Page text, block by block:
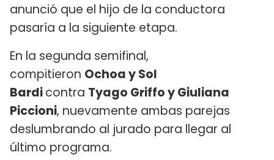
anunció que el hijo de la conductora
pasaría a la siguiente etapa.
En la segunda semifinal,
compitieron Ochoa y Sol
Bardicontra Tyago Griffo y Giuliana
Piccioni, nuevamente ambas parejas
deslumbrando al jurado para llegar al
último programa.